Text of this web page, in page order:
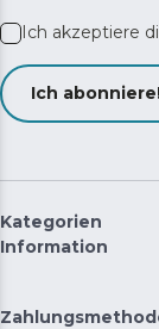
Ich akzeptiere
Ich
Kategorien
Information